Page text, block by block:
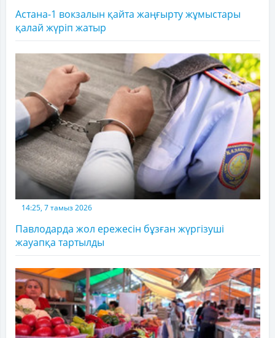
Астана-1 вокзалын қайта жаңғырту жұмыстары
қалай жүріп жатыр
14:25, 7 тамыз 2026
Павлодарда жол ережесін бұзған жүргізуші
жауапқа тартылды